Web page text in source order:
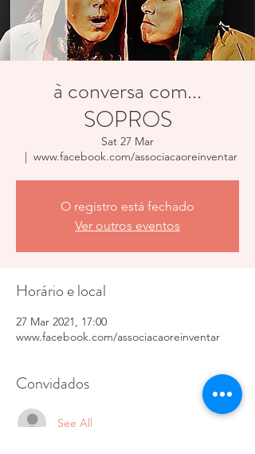
à conversa com...
SOPROS
Sat 27 Mar
  |
www.facebook.com/associacaoreinventar
O registro está fechado
Ver outros eventos
Horário e local
27 Mar 2021, 17:00
www.facebook.com/associacaoreinventar
Convidados
See All